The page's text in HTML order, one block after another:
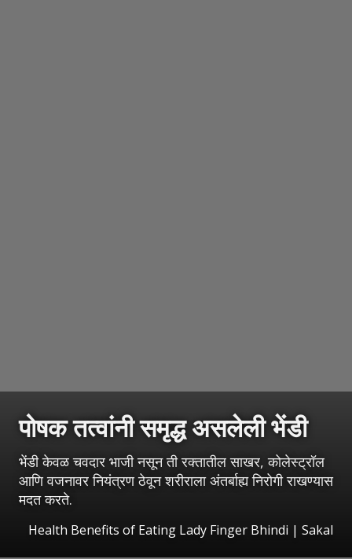
पोषक तत्वांनी समृद्ध असलेली भेंडी
भेंडी केवळ चवदार भाजी नसून ती रक्तातील साखर, कोलेस्ट्रॉल
आणि वजनावर नियंत्रण ठेवून शरीराला अंतर्बाह्य निरोगी राखण्यास
मदत करते.
Health Benefits of Eating Lady Finger Bhindi | Sakal